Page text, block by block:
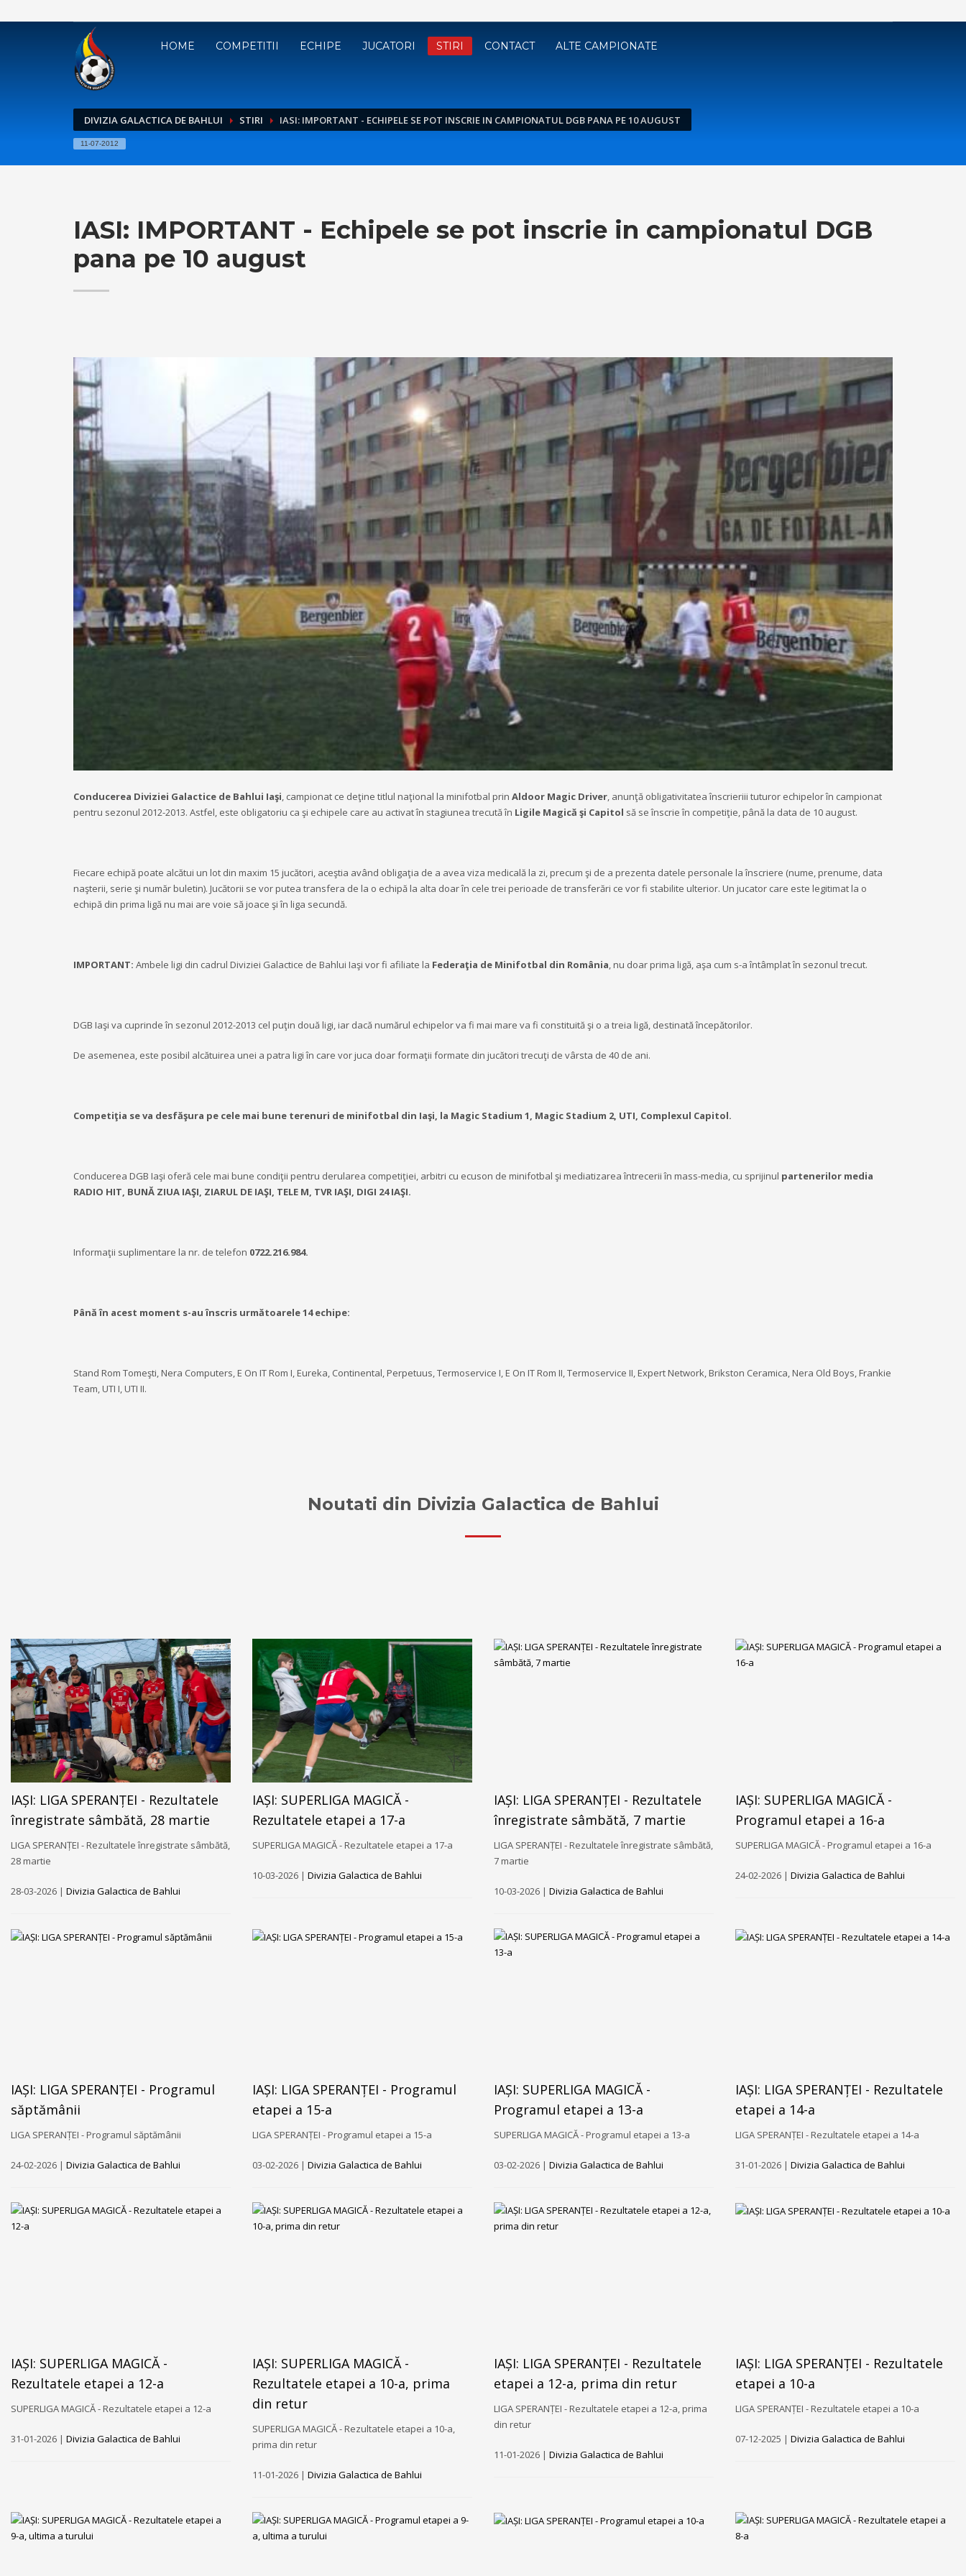
HOME COMPETITII ECHIPE JUCATORI STIRI CONTACT ALTE CAMPIONATE
DIVIZIA GALACTICA DE BAHLUI STIRI IASI: IMPORTANT - ECHIPELE SE POT INSCRIE IN CAMPIONATUL DGB PANA PE 10 AUGUST
11-07-2012
IASI: IMPORTANT - Echipele se pot inscrie in campionatul DGB
pana pe 10 august
Conducerea Diviziei Galactice de Bahlui Iaşi, campionat ce deţine titlul naţional la minifotbal prin Aldoor Magic Driver, anunţă obligativitatea înscrieriii tuturor echipelor în campionat
pentru sezonul 2012-2013. Astfel, este obligatoriu ca şi echipele care au activat în stagiunea trecută în Ligile Magică şi Capitol să se înscrie în competiţie, până la data de 10 august.
Fiecare echipă poate alcătui un lot din maxim 15 jucători, aceştia având obligaţia de a avea viza medicală la zi, precum şi de a prezenta datele personale la înscriere (nume, prenume, data
naşterii, serie şi număr buletin). Jucătorii se vor putea transfera de la o echipă la alta doar în cele trei perioade de transferări ce vor fi stabilite ulterior. Un jucator care este legitimat la o
echipă din prima ligă nu mai are voie să joace şi în liga secundă.
IMPORTANT: Ambele ligi din cadrul Diviziei Galactice de Bahlui Iaşi vor fi afiliate la Federaţia de Minifotbal din România, nu doar prima ligă, aşa cum s-a întâmplat în sezonul trecut.
DGB Iaşi va cuprinde în sezonul 2012-2013 cel puţin două ligi, iar dacă numărul echipelor va fi mai mare va fi constituită şi o a treia ligă, destinată începătorilor.
De asemenea, este posibil alcătuirea unei a patra ligi în care vor juca doar formaţii formate din jucători trecuţi de vârsta de 40 de ani.
Competiţia se va desfăşura pe cele mai bune terenuri de minifotbal din Iaşi, la Magic Stadium 1, Magic Stadium 2, UTI, Complexul Capitol.
Conducerea DGB Iaşi oferă cele mai bune condiţii pentru derularea competiţiei, arbitri cu ecuson de minifotbal şi mediatizarea întrecerii în mass-media, cu sprijinul partenerilor media
RADIO HIT, BUNĂ ZIUA IAŞI, ZIARUL DE IAŞI, TELE M, TVR IAŞI, DIGI 24 IAŞI.
Informaţii suplimentare la nr. de telefon 0722.216.984.
Până în acest moment s-au înscris următoarele 14 echipe:
Stand Rom Tomeşti, Nera Computers, E On IT Rom I, Eureka, Continental, Perpetuus, Termoservice I, E On IT Rom II, Termoservice II, Expert Network, Brikston Ceramica, Nera Old Boys, Frankie
Team, UTI I, UTI II.
Noutati din Divizia Galactica de Bahlui
IAȘI: LIGA SPERANȚEI - Rezultatele
înregistrate sâmbătă, 28 martie
LIGA SPERANȚEI - Rezultatele înregistrate sâmbătă,
28 martie
28-03-2026 | Divizia Galactica de Bahlui
IAȘI: SUPERLIGA MAGICĂ -
Rezultatele etapei a 17-a
SUPERLIGA MAGICĂ - Rezultatele etapei a 17-a
10-03-2026 | Divizia Galactica de Bahlui
IAȘI: LIGA SPERANȚEI - Rezultatele
înregistrate sâmbătă, 7 martie
LIGA SPERANȚEI - Rezultatele înregistrate sâmbătă,
7 martie
10-03-2026 | Divizia Galactica de Bahlui
IAȘI: SUPERLIGA MAGICĂ -
Programul etapei a 16-a
SUPERLIGA MAGICĂ - Programul etapei a 16-a
24-02-2026 | Divizia Galactica de Bahlui
IAȘI: LIGA SPERANȚEI - Programul
săptămânii
LIGA SPERANȚEI - Programul săptămânii
24-02-2026 | Divizia Galactica de Bahlui
IAȘI: LIGA SPERANȚEI - Programul
etapei a 15-a
LIGA SPERANȚEI - Programul etapei a 15-a
03-02-2026 | Divizia Galactica de Bahlui
IAȘI: SUPERLIGA MAGICĂ -
Programul etapei a 13-a
SUPERLIGA MAGICĂ - Programul etapei a 13-a
03-02-2026 | Divizia Galactica de Bahlui
IAȘI: LIGA SPERANȚEI - Rezultatele
etapei a 14-a
LIGA SPERANȚEI - Rezultatele etapei a 14-a
31-01-2026 | Divizia Galactica de Bahlui
IAȘI: SUPERLIGA MAGICĂ -
Rezultatele etapei a 12-a
SUPERLIGA MAGICĂ - Rezultatele etapei a 12-a
31-01-2026 | Divizia Galactica de Bahlui
IAȘI: SUPERLIGA MAGICĂ -
Rezultatele etapei a 10-a, prima
din retur
SUPERLIGA MAGICĂ - Rezultatele etapei a 10-a,
prima din retur
11-01-2026 | Divizia Galactica de Bahlui
IAȘI: LIGA SPERANȚEI - Rezultatele
etapei a 12-a, prima din retur
LIGA SPERANȚEI - Rezultatele etapei a 12-a, prima
din retur
11-01-2026 | Divizia Galactica de Bahlui
IAȘI: LIGA SPERANȚEI - Rezultatele
etapei a 10-a
LIGA SPERANȚEI - Rezultatele etapei a 10-a
07-12-2025 | Divizia Galactica de Bahlui